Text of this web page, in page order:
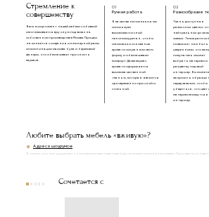
Стремление к
совершенству
Весь ассортимент нашей мебели с обивкой
изготавливается вручную под заказ на
собственном производстве в Москве. Процесс
начинается с создания инженерной рамы
из комбинации массива бука и березовой
фанеры, что обеспечивает прочность
каркаса.
01
Ручная работа
В качестве наполнения мы
используем
высокоэластичный
пенополиуретан, чтобы
изголовье и основание
кровати сохраняли свою
форму и обеспечивали
комфорт. Далее каркас
кровати оформляется
высококачественной
тканью, которая является
одновременно прочной и
стильной.
02
Разнообразие
Ткань доступна в
различных цветах: от
нейтральных до
смелых. Такое
позволяет нам быть
уверенными, что
покупатель сможет
выбрать материал и
расцветку под свой
интерьер. Вы можете
запросить образцы
перед заказом, чтобы
убедиться, что цвет
материал впишутся в
интерьер.
Любите выбрать мебель «вживую»?
Адреса шоурумов
В наших уютных шоурумах с большим вниманием подобраны самые популярные модели. Приходите и
Сочетается с